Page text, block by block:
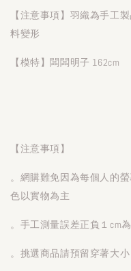
【注意事項】羽織為手工
料變形
【模特】闆闆明子 162cm
【注意事項】
。網購難免因為每個人的
色以實物為主
。手工測量誤差正負１cm
。挑選商品請預留穿著大